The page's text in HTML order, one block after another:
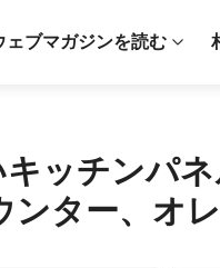
ェブマガジンを読む
ッチンパ
ター、オ